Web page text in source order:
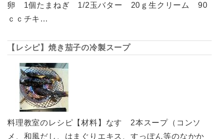
卵 1個たまねぎ 1/2玉バター 20ｇ生クリーム 90
ｃｃチキ…
【レシピ】焼き茄子の冷製スープ
料理教室のレシピ【材料】なす 2本スープ（コンソ
メ、和風だし、はまぐりエキス、すっぽん等のなかか